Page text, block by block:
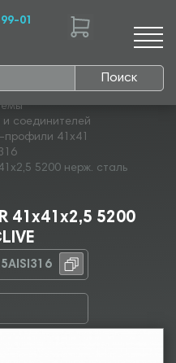
Поиск
01
соединителей
профили 41х41
5200 нерж. сталь
41х41х2,5 5200